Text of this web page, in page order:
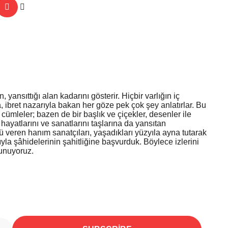
alan kadarını gösterir. Hiçbir varlığın iç
ibret nazarıyla bakan her göze pek çok şey anlatırlar. Bu
bazen de bir başlık ve çiçekler, desenler ile
ve sanatlarını taşlarına da yansıtan
hanım sanatçıları, yaşadıkları yüzyıla ayna tutarak
şâhidelerinin şahitliğine başvurduk. Böylece izlerini